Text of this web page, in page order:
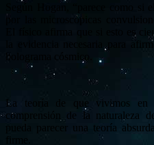
Según Hogan, “parece como si
por las microscópicas
El físico afirma que si esto es
la evidencia necesaria para
holograma cósmico.
La teoría de que vivimos
comprensión de la naturaleza
pueda parecer una teoría